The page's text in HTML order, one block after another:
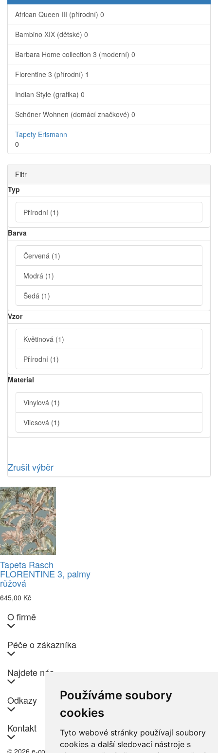
Používáme soubory
cookies
Tyto webové stránky používají soubory
cookies a další sledovací nástroje s
African Queen III (přírodní) 0
Bambino XIX (dětské) 0
Barbara Home collection 3 (moderní) 0
Florentine 3 (přírodní) 1
Indian Style (grafika) 0
Schöner Wohnen (domácí značkové) 0
Tapety Erismann
0
Filtr
Typ
Přírodní (1)
Barva
Červená (1)
Modrá (1)
Šedá (1)
Vzor
Květinová (1)
Přírodní (1)
Material
Vinylová (1)
Vliesová (1)
Zrušit výběr
Tapeta Rasch
FLORENTINE 3, palmy
růžová
645,00 Kč
O firmě
Péče o zákazníka
Najdete nás
Odkazy
Kontakt